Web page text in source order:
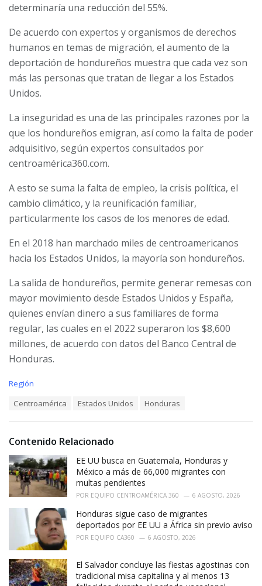
determinaría una reducción del 55%.
De acuerdo con expertos y organismos de derechos
humanos en temas de migración, el aumento de la
deportación de hondureños muestra que cada vez son
más las personas que tratan de llegar a los Estados
Unidos.
La inseguridad es una de las principales razones por la
que los hondureños emigran, así como la falta de poder
adquisitivo, según expertos consultados por
centroamérica360.com.
A esto se suma la falta de empleo, la crisis política, el
cambio climático, y la reunificación familiar,
particularmente los casos de los menores de edad.
En el 2018 han marchado miles de centroamericanos
hacia los Estados Unidos, la mayoría son hondureños.
La salida de hondureños, permite generar remesas con
mayor movimiento desde Estados Unidos y España,
quienes envían dinero a sus familiares de forma
regular, las cuales en el 2022 superaron los $8,600
millones, de acuerdo con datos del Banco Central de
Honduras.
C
r
i
e
s
Región
:
Centroamérica Estados Unidos Honduras
Contenido Relacionado
EE UU busca en Guatemala, Honduras y
México a más de 66,000 migrantes con
multas pendientes
POR EQUIPO CENTROAMÉRICA 360 6 AGOSTO, 2026
Honduras sigue caso de migrantes
deportados por EE UU a África sin previo aviso
POR EQUIPO CA360 6 AGOSTO, 2026
El Salvador concluye las fiestas agostinas con
tradicional misa capitalina y al menos 13